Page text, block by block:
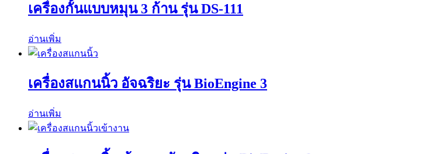
เครื่องกั้นแบบหมุน 3 ก้าน รุ่น DS-111
อ่านเพิ่ม
เครื่องสแกนนิ้ว อัจฉริยะ รุ่น BioEngine 3
อ่านเพิ่ม